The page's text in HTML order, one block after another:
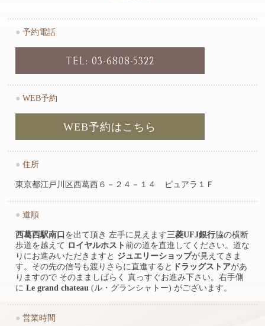
● 予約電話
TEL: 03-6808-5322
● WEB予約
WEB予約はこちら
● 住所
東京都江戸川区西葛西６－２４－１４ ピュアラ１Ｆ
● 道順
西葛西駅南口 を出て頂き 左手に見えます三菱UFJ銀行脇の横断
歩道を越えて ロイヤルホスト 前の道を直進してください。道な
りにお進みいただきますと ジュエリーショップが見えてきま
す。その先の信号も渡りさらに直進すると ドラッグストアがあ
りますので そのまましばらく 真っすぐお進み下さい。右手側
に Le grand chateau (ル・グランシャトー) がございます。
● 営業時間